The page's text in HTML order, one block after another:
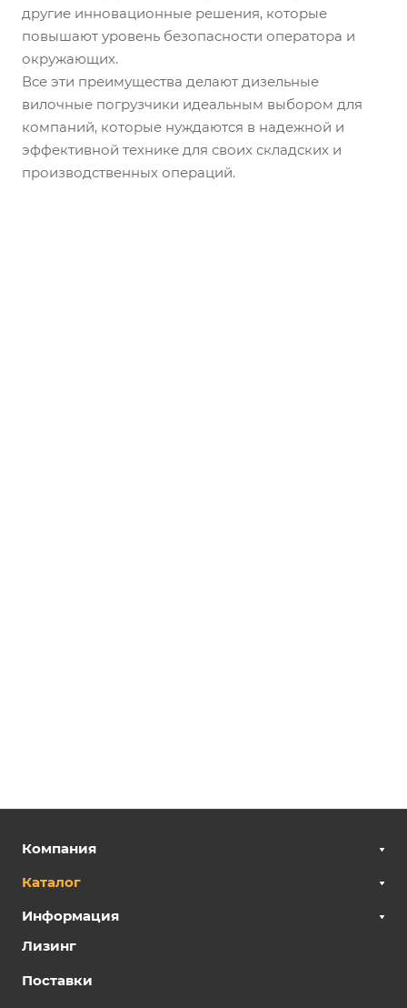
другие инновационные решения, которые
повышают уровень безопасности оператора и
окружающих.
Все эти преимущества делают дизельные
вилочные погрузчики идеальным выбором для
компаний, которые нуждаются в надежной и
эффективной технике для своих складских и
производственных операций.
Компания
Каталог
Информация
Лизинг
Поставки